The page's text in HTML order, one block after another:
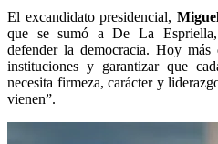
El excandidato presidencial,
que se sumó a De La
defender la democracia. Hoy más
instituciones y garantizar que
necesita firmeza, carácter y
vienen”.